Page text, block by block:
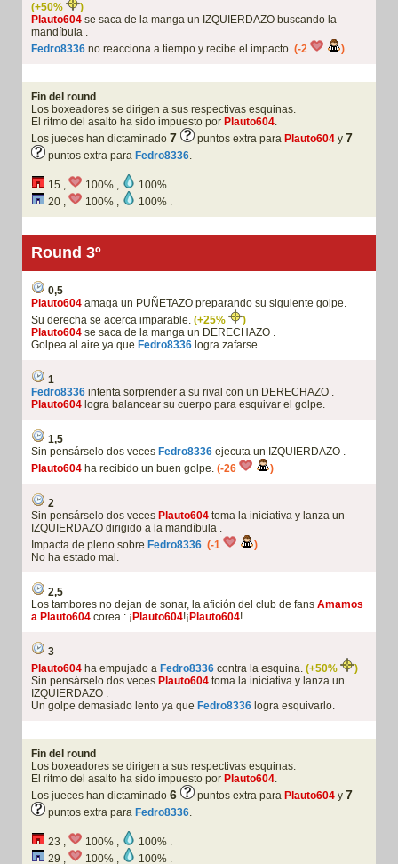
(+50%
)
Plauto604 se saca de la manga un IZQUIERDAZO buscando la
mandíbula .
Fedro8336 no reacciona a tiempo y recibe el impacto. (-2 )
Fin del round
Los boxeadores se dirigen a sus respectivas esquinas.
El ritmo del asalto ha sido impuesto por Plauto604.
Los jueces han dictaminado 7 puntos extra para Plauto604 y 7
puntos extra para Fedro8336.
15 , 100% ,
100% .
20 ,
100% , 100% .
Round 3º
0,5
Plauto604 amaga un PUÑETAZO preparando su siguiente golpe.
Su derecha se acerca imparable. (+25%
)
Plauto604 se saca de la manga un DERECHAZO .
Golpea al aire ya que Fedro8336 logra zafarse.
1
Fedro8336 intenta sorprender a su rival con un DERECHAZO .
Plauto604 logra balancear su cuerpo para esquivar el golpe.
1,5
Sin pensárselo dos veces Fedro8336 ejecuta un IZQUIERDAZO .
Plauto604 ha recibido un buen golpe. (-26 )
2
Sin pensárselo dos veces Plauto604 toma la iniciativa y lanza un
IZQUIERDAZO dirigido a la mandíbula .
Impacta de pleno sobre Fedro8336. (-1
)
No ha estado mal.
2,5
Los tambores no dejan de sonar, la afición del club de fans Amamos
a Plauto604 corea : ¡ Plauto604!¡ Plauto604!
3
Plauto604 ha empujado a Fedro8336 contra la esquina. (+50%
)
Sin pensárselo dos veces Plauto604 toma la iniciativa y lanza un
IZQUIERDAZO .
Un golpe demasiado lento ya que Fedro8336 logra esquivarlo.
Fin del round
Los boxeadores se dirigen a sus respectivas esquinas.
El ritmo del asalto ha sido impuesto por Plauto604.
Los jueces han dictaminado 6 puntos extra para Plauto604 y 7
puntos extra para Fedro8336.
23 , 100% ,
100% .
29 ,
100% , 100% .